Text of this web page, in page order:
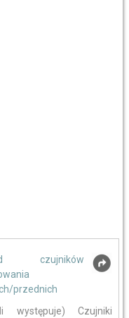
czujników
przednich
występuje) Czujniki